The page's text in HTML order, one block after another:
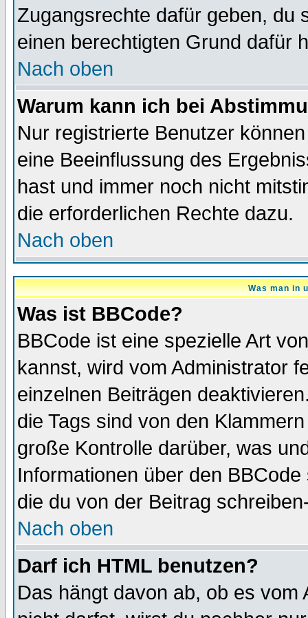
Zugangsrechte dafür geben, du
einen berechtigten Grund dafür
Nach oben
Warum kann ich bei
Nur registrierte Benutzer
eine Beeinflussung des
hast und immer noch nicht
die erforderlichen Rechte dazu.
Nach oben
Was man in
Was ist BBCode?
BBCode ist eine spezielle Art
kannst, wird vom Administrator
einzelnen Beiträgen
die Tags sind von den
große Kontrolle darüber, was
Informationen über den
die du von der Beitrag
Nach oben
Darf ich HTML benutzen?
Das hängt davon ab, ob es